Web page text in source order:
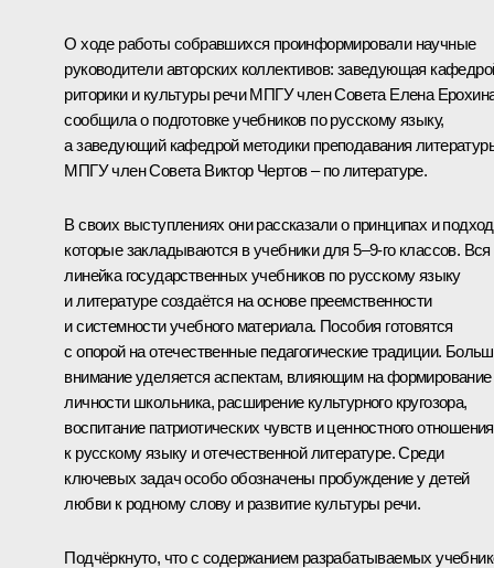
О ходе работы собравшихся проинформировали научные
руководители авторских коллективов: заведующая
риторики и культуры речи МПГУ член Совета Елена
сообщила о подготовке учебников по русскому языку,
а заведующий кафедрой методики преподавания
МПГУ член Совета Виктор Чертов – по литературе.
В своих выступлениях они рассказали о принципах и
которые закладываются в учебники для 5–9-го классов. Вся
линейка государственных учебников по русскому языку
и литературе создаётся на основе преемственности
и системности учебного материала. Пособия готовятся
с опорой на отечественные педагогические традиции.
внимание уделяется аспектам, влияющим на формирование
личности школьника, расширение культурного кругозора,
воспитание патриотических чувств и ценностного отношения
к русскому языку и отечественной литературе. Среди
ключевых задач особо обозначены пробуждение у детей
любви к родному слову и развитие культуры речи.
Подчёркнуто, что с содержанием разрабатываемых